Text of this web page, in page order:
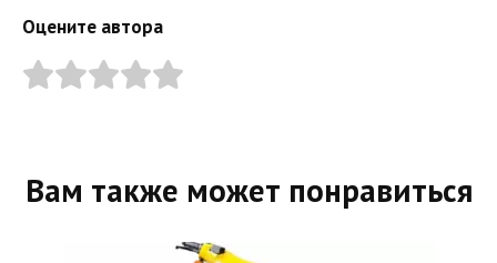
Оцените автора
Вам также может понравиться